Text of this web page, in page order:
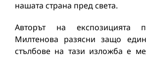
нашата страна пред света.
Авторът на експозицията
Милтенова разясни защо
стълбове на тази изложба е